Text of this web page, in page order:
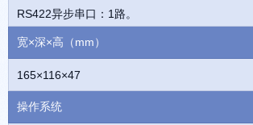
RS422异步串口：1路。
宽×深×高（mm）
165×116×47
操作系统